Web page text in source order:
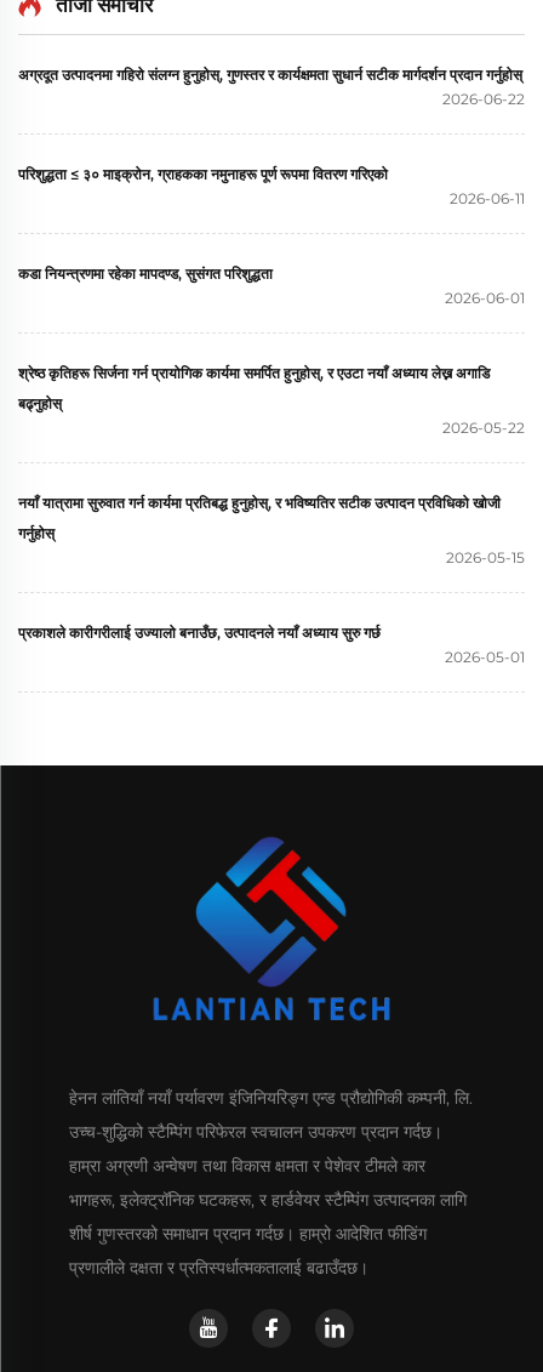
ताजा समाचार
अग्रदूत उत्पादनमा गहिरो संलग्न हुनुहोस्, गुणस्तर र कार्यक्षमता सुधार्न सटीक मार्गदर्शन प्रदान गर्नुहोस्
2026-06-22
परिशुद्धता ≤ ३० माइक्रोन, ग्राहकका नमुनाहरू पूर्ण रूपमा वितरण गरिएको
2026-06-11
कडा नियन्त्रणमा रहेका मापदण्ड, सुसंगत परिशुद्धता
2026-06-01
श्रेष्ठ कृतिहरू सिर्जना गर्न प्रायोगिक कार्यमा समर्पित हुनुहोस्, र एउटा नयाँ अध्याय लेख्न अगाडि
बढ्नुहोस्
2026-05-22
नयाँ यात्रामा सुरुवात गर्न कार्यमा प्रतिबद्ध हुनुहोस्, र भविष्यतिर सटीक उत्पादन प्रविधिको खोजी
गर्नुहोस्
2026-05-15
प्रकाशले कारीगरीलाई उज्यालो बनाउँछ, उत्पादनले नयाँ अध्याय सुरु गर्छ
2026-05-01
हेनन लांतियाँ नयाँ पर्यावरण इंजिनियरिङ्ग एन्ड प्रौद्योगिकी कम्पनी, लि.
उच्च-शुद्धिको स्टैम्पिंग परिफेरल स्वचालन उपकरण प्रदान गर्दछ।
हाम्रा अग्रणी अन्वेषण तथा विकास क्षमता र पेशेवर टीमले कार
भागहरू, इलेक्ट्रॉनिक घटकहरू, र हार्डवेयर स्टैम्पिंग उत्पादनका लागि
शीर्ष गुणस्तरको समाधान प्रदान गर्दछ। हाम्रो आदेशित फीडिंग
प्रणालीले दक्षता र प्रतिस्पर्धात्मकतालाई बढाउँदछ।